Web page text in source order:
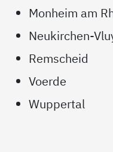
Monheim am
Neukirchen-
Remscheid
Voerde
Wuppertal